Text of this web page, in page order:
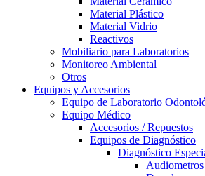
Material Plástico
Material Vidrio
Reactivos
Mobiliario para Laboratorios
Monitoreo Ambiental
Otros
Equipos y Accesorios
Equipo de Laboratorio
Equipo Médico
Accesorios / Repuestos
Equipos de Diagnóstico
Diagnóstico
Audiometros